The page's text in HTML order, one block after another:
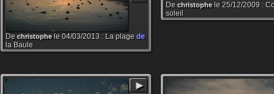
Dechristophele 04/03/2013 : La plagede
la Baule
De christophele 25/12/2009 :
soleil
►